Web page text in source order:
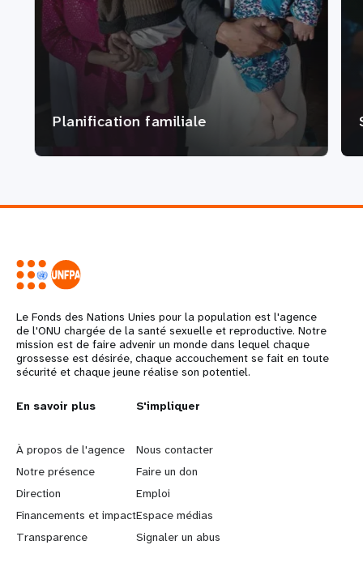
Planification familiale
Le Fonds des Nations Unies pour la population est l'agence
de l'ONU chargée de la santé sexuelle et reproductive. Notre
mission est de faire advenir un monde dans lequel chaque
grossesse est désirée, chaque accouchement se fait en toute
sécurité et chaque jeune réalise son potentiel.
L
e
a
r
n
En savoir plus
À propos de l'agence
Notre présence
Direction
Financements et impact
Transparence
G
o
b
e
y
S'impliquer
Nous contacter
Faire un don
Emploi
Espace médias
Signaler un abus